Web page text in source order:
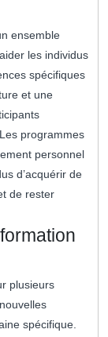
ensemble
les individus
spécifiques
et une
programmes
personnel
d’acquérir de
de rester
plusieurs
spécifique.